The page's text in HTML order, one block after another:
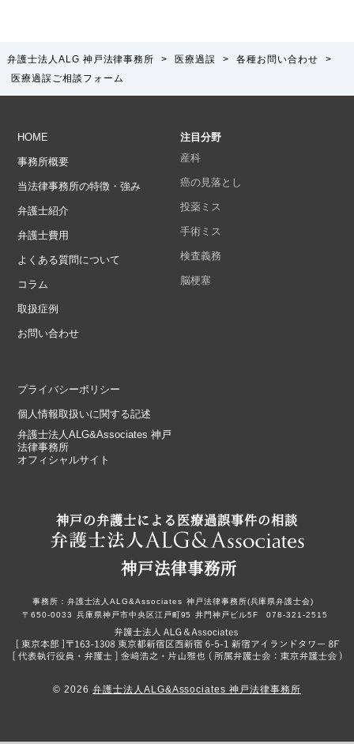
弁護士法人ALG 神戸法律事務所 > 医療過誤 > 各種お問い合わせ
>
医療過誤ご相談フォーム
HOME
事務所概要
当法律事務所の特徴・強み
弁護士紹介
弁護士費用
よくある質問について
コラム
取扱症例
お問い合わせ
注目分野
産科
癌の見落とし
投薬ミス
手術ミス
検査義務
脳梗塞
プライバシーポリシー
個人情報取扱いに関する記述
弁護士法人ALG&Associates 神戸
法律事務所
オフィシャルサイト
神戸の弁護士による医療過誤事件の相談
神戸法律事務所
事務所： 弁護士法人ALG&Associates 神戸法律事務所(兵庫県弁護士会)
〒650-0033
兵庫県神戸市中央区江戸町95 井門神戸ビル5F 078-321-2515
© 2026 弁護士法人ALG&Associates 神戸法律事務所